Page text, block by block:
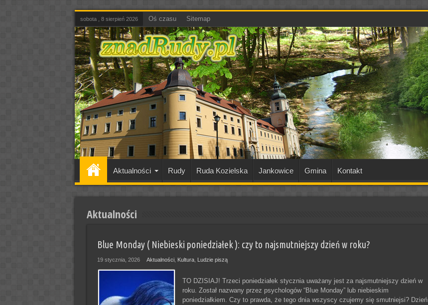
sobota , 8 sierpień 2026 Oś czasu Sitemap
Aktualności Rudy Ruda Kozielska Jankowice Gmina Kontakt
Aktualności
Blue Monday ( Niebieski poniedziałek ): czy to najsmutniejszy dzień w roku?
19 stycznia, 2026 Aktualności, Kultura, Ludzie piszą
TO DZISIAJ! Trzeci poniedziałek stycznia uważany jest za najsmutniejszy dzień w
roku. Został nazwany przez psychologów “Blue Monday” lub niebieskim
poniedziałkiem. Czy to prawda, że tego dnia wszyscy czujemy się smutniejsi? Dzień